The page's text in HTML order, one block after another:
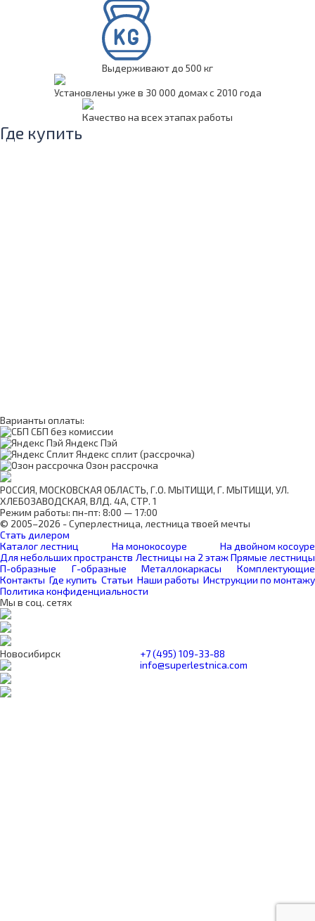
Выдерживают до 500 кг
Установлены уже в 30 000 домах с 2010 года
Качество на всех этапах работы
Где купить
Варианты оплаты:
СБП без комиссии
Яндекс Пэй
Яндекс сплит (рассрочка)
Озон рассрочка
РОССИЯ, МОСКОВСКАЯ ОБЛАСТЬ, Г.О. МЫТИЩИ, Г. МЫТИЩИ, УЛ.
ХЛЕБОЗАВОДСКАЯ, ВЛД. 4А, СТР. 1
Режим работы: пн-пт: 8:00 — 17:00
© 2005–2026 - Суперлестница, лестница твоей мечты
Стать дилером
Каталог лестниц
На монокосоуре
На двойном косоуре
Для небольших пространств Лестницы на 2 этаж Прямые лестницы
П-образные
Г-образные Металлокаркасы
Комплектующие
Контакты Где купить Статьи Наши работы Инструкции по монтажу
Политика конфиденциальности
Мы в соц. сетях
Новосибирск
+7 (495) 109-33-88
info@superlestnica.com